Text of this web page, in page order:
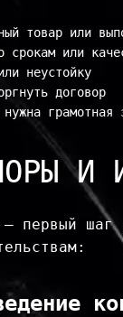
товар или
срокам или
неустойку
договор
грамотная
И
— первый